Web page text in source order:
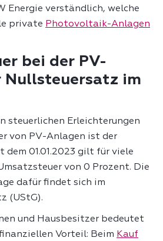
Energie verständlich, welche
private Photovoltaik-Anlagen
bei der PV-
Nullsteuersatz im
steuerlichen Erleichterungen
von PV-Anlagen ist der
dem 01.01.2023 gilt für viele
von 0 Prozent. Die
dafür findet sich im
(UStG).
und Hausbesitzer bedeutet
Vorteil: Beim Kauf